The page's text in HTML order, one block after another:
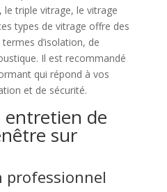
triple vitrage, le vitrage
types de vitrage offre des
d’isolation, de
Il est recommandé
qui répond à vos
et de sécurité.
de
sur
professionnel